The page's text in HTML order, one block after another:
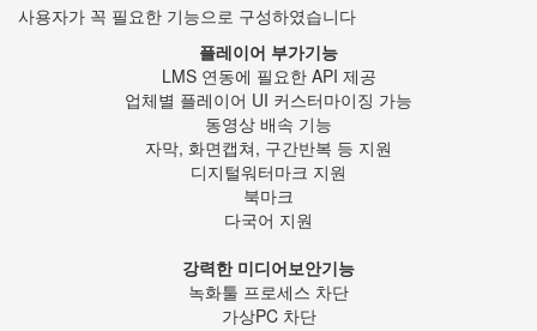
사용자가 꼭 필요한 기능으로 구성하였습니다
플레이어 부가기능
LMS 연동에 필요한 API 제공
업체별 플레이어 UI 커스터마이징 가능
동영상 배속 기능
자막, 화면캡쳐, 구간반복 등 지원
디지털워터마크 지원
북마크
다국어 지원
강력한 미디어보안기능
녹화툴 프로세스 차단
가상PC 차단